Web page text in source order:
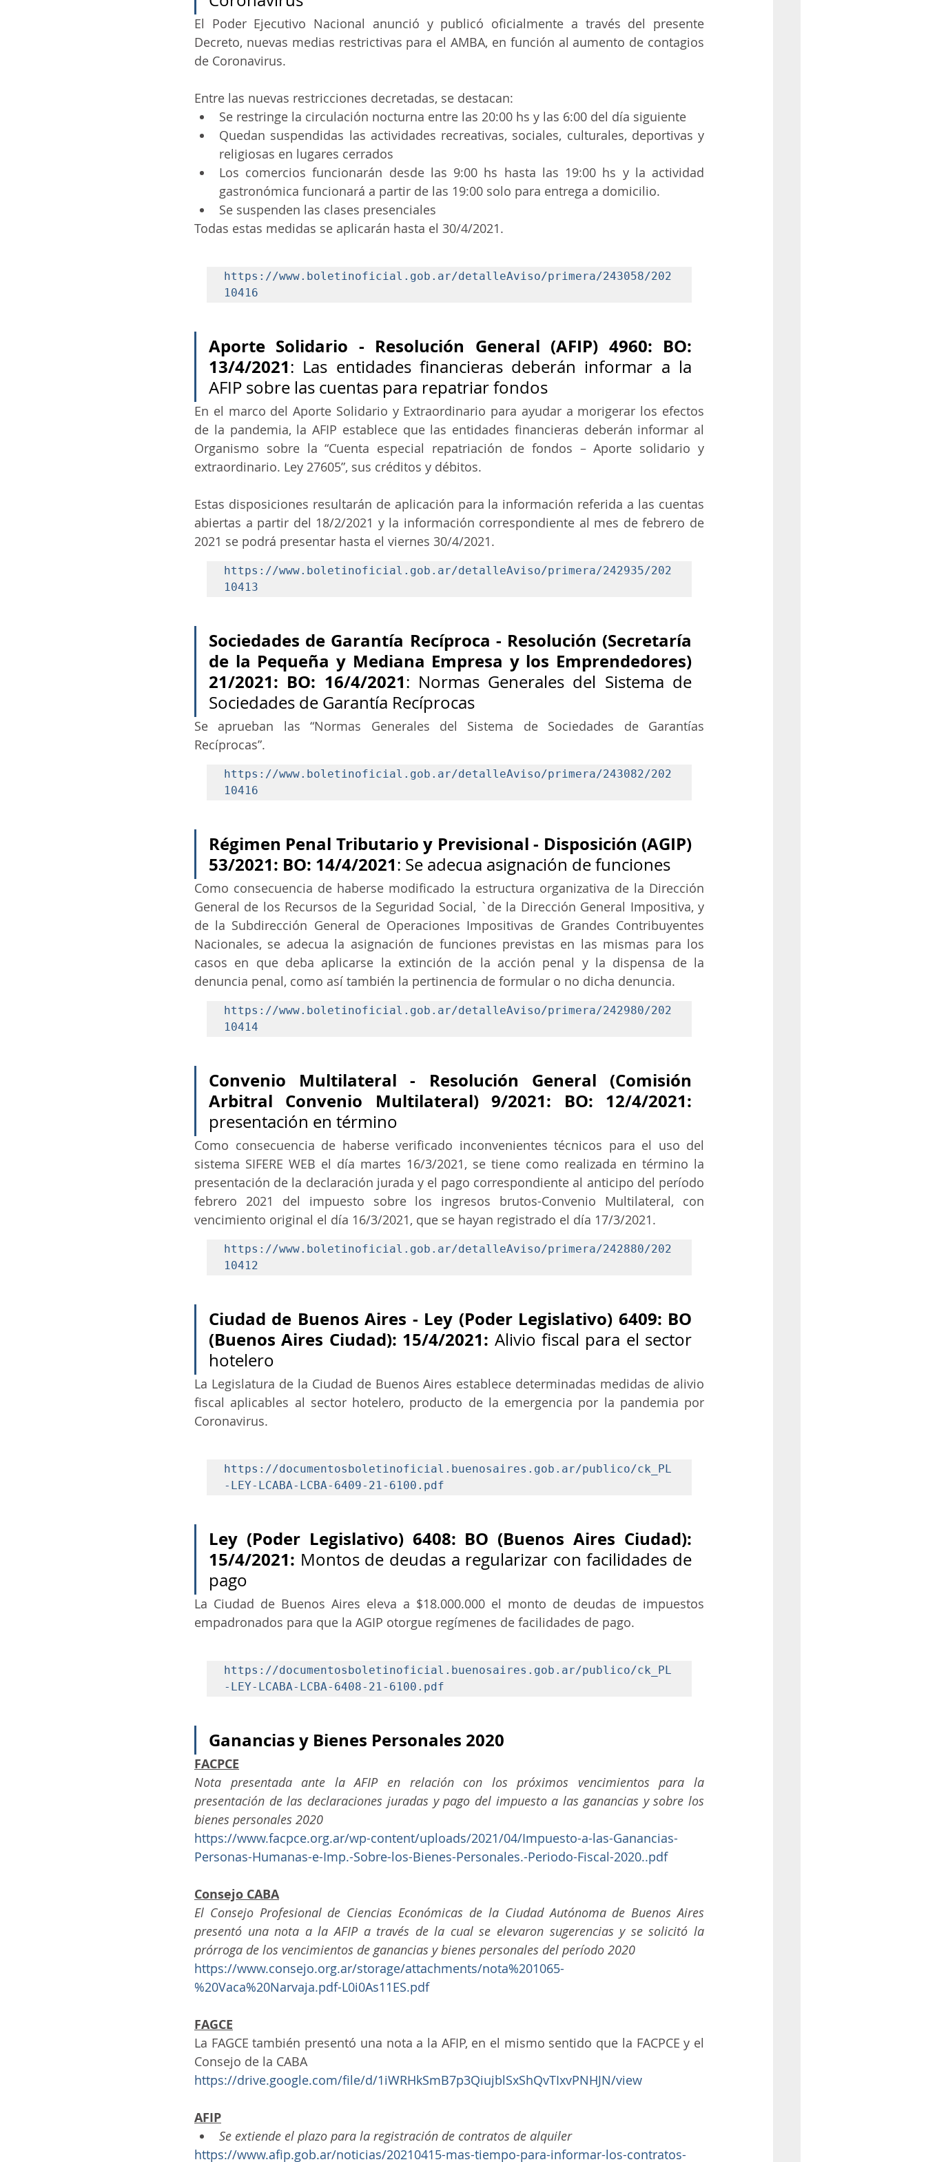
ai COVID-19 tecnologia
El Poder Ejecutivo Nacional anunció y publicó oficialmente a través del presente
Decreto, nuevas medias restrictivas para el AMBA, en función al aumento de contagios
de Coronavirus.
Entre las nuevas restricciones decretadas, se destacan:
Se restringe la circulación nocturna entre las 20:00 hs y las 6:00 del día siguiente
Quedan suspendidas las actividades recreativas, sociales, culturales, deportivas y
religiosas en lugares cerrados
Los comercios funcionarán desde las 9:00 hs hasta las 19:00 hs y la actividad
gastronómica funcionará a partir de las 19:00 solo para entrega a domicilio.
Se suspenden las clases presenciales
Todas estas medidas se aplicarán hasta el 30/4/2021.
https://www.boletinoficial.gob.ar/detalleAviso/primera/243058/202
10416
Aporte Solidario - Resolución General (AFIP) 4960: BO:
13/4/2021: Las entidades financieras deberán informar a la
AFIP sobre las cuentas para repatriar fondos
En el marco del Aporte Solidario y Extraordinario para ayudar a morigerar los efectos
de la pandemia, la AFIP establece que las entidades financieras deberán informar al
Organismo sobre la “Cuenta especial repatriación de fondos – Aporte solidario y
extraordinario. Ley 27605”, sus créditos y débitos.
Estas disposiciones resultarán de aplicación para la información referida a las cuentas
abiertas a partir del 18/2/2021 y la información correspondiente al mes de febrero de
2021 se podrá presentar hasta el viernes 30/4/2021.
https://www.boletinoficial.gob.ar/detalleAviso/primera/242935/202
10413
Sociedades de Garantía Recíproca - Resolución (Secretaría
de la Pequeña y Mediana Empresa y los Emprendedores)
21/2021: BO: 16/4/2021: Normas Generales del Sistema de
Sociedades de Garantía Recíprocas
Se aprueban las “Normas Generales del Sistema de Sociedades de Garantías
Recíprocas”.
https://www.boletinoficial.gob.ar/detalleAviso/primera/243082/202
10416
Régimen Penal Tributario y Previsional - Disposición (AGIP)
53/2021: BO: 14/4/2021: Se adecua asignación de funciones
Como consecuencia de haberse modificado la estructura organizativa de la Dirección
General de los Recursos de la Seguridad Social, `de la Dirección General Impositiva, y
de la Subdirección General de Operaciones Impositivas de Grandes Contribuyentes
Nacionales, se adecua la asignación de funciones previstas en las mismas para los
casos en que deba aplicarse la extinción de la acción penal y la dispensa de la
denuncia penal, como así también la pertinencia de formular o no dicha denuncia.
https://www.boletinoficial.gob.ar/detalleAviso/primera/242980/202
10414
Convenio Multilateral - Resolución General (Comisión
Arbitral Convenio Multilateral) 9/2021: BO: 12/4/2021:
presentación en término
Como consecuencia de haberse verificado inconvenientes técnicos para el uso del
sistema SIFERE WEB el día martes 16/3/2021, se tiene como realizada en término la
presentación de la declaración jurada y el pago correspondiente al anticipo del período
febrero 2021 del impuesto sobre los ingresos brutos-Convenio Multilateral, con
vencimiento original el día 16/3/2021, que se hayan registrado el día 17/3/2021.
https://www.boletinoficial.gob.ar/detalleAviso/primera/242880/202
10412
Ciudad de Buenos Aires - Ley (Poder Legislativo) 6409: BO
(Buenos Aires Ciudad): 15/4/2021: Alivio fiscal para el sector
hotelero
La Legislatura de la Ciudad de Buenos Aires establece determinadas medidas de alivio
fiscal aplicables al sector hotelero, producto de la emergencia por la pandemia por
Coronavirus.
https://documentosboletinoficial.buenosaires.gob.ar/publico/ck_PL
-LEY-LCABA-LCBA-6409-21-6100.pdf
Ley (Poder Legislativo) 6408: BO (Buenos Aires Ciudad):
15/4/2021: Montos de deudas a regularizar con facilidades de
pago
La Ciudad de Buenos Aires eleva a $18.000.000 el monto de deudas de impuestos
empadronados para que la AGIP otorgue regímenes de facilidades de pago.
https://documentosboletinoficial.buenosaires.gob.ar/publico/ck_PL
-LEY-LCABA-LCBA-6408-21-6100.pdf
Ganancias y Bienes Personales 2020
FACPCE
Nota presentada ante la AFIP en relación con los próximos vencimientos para la
presentación de las declaraciones juradas y pago del impuesto a las ganancias y sobre los
bienes personales 2020
https://www.facpce.org.ar/wp-content/uploads/2021/04/Impuesto-a-las-Ganancias-
Personas-Humanas-e-Imp.-Sobre-los-Bienes-Personales.-Periodo-Fiscal-2020..pdf
Consejo CABA
El Consejo Profesional de Ciencias Económicas de la Ciudad Autónoma de Buenos Aires
presentó una nota a la AFIP a través de la cual se elevaron sugerencias y se solicitó la
prórroga de los vencimientos de ganancias y bienes personales del período 2020
https://www.consejo.org.ar/storage/attachments/nota%201065-
%20Vaca%20Narvaja.pdf-L0i0As11ES.pdf
FAGCE
La FAGCE también presentó una nota a la AFIP, en el mismo sentido que la FACPCE y el
Consejo de la CABA
https://drive.google.com/file/d/1iWRHkSmB7p3QiujblSxShQvTIxvPNHJN/view
AFIP
Se extiende el plazo para la registración de contratos de alquiler
https://www.afip.gob.ar/noticias/20210415-mas-tiempo-para-informar-los-contratos-